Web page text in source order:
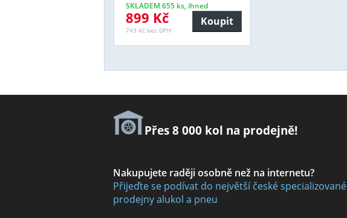
SKLADEM 655 ks, ihned
899 Kč
743 Kč bez DPH
Koupit
Přes 8 000 kol na prodejně!
Nakupujete raději osobně než na internetu?
Přijeďte se podívat do největší české specializované
prodejny alukol a pneu